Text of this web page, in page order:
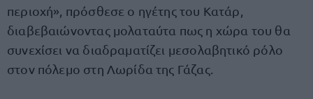
περιοχή», πρόσθεσε ο ηγέτης του Κατάρ,
διαβεβαιώνοντας μολαταύτα πως η χώρα του θα
συνεχίσει να διαδραματίζει μεσολαβητικό ρόλο
στον πόλεμο στη Λωρίδα της Γάζας.